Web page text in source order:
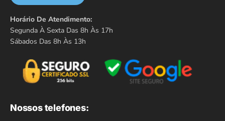
Horário De Atendimento:
Segunda À Sexta Das 8h Às 17h
Sábados Das 8h Às 13h
Nossos telefones: